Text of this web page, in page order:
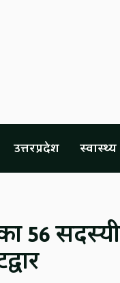
उत्तरप्रदेश स्वास्थ्य
का 56